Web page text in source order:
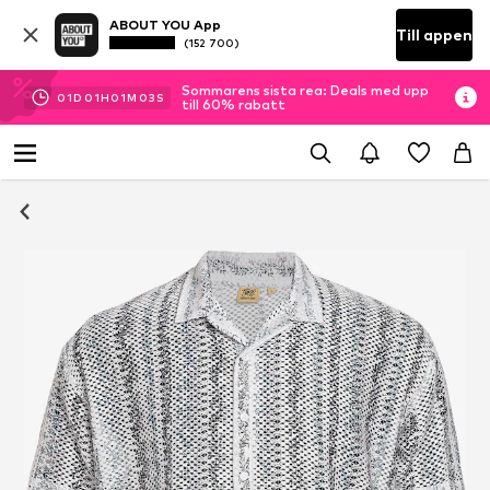
ABOUT YOU App
(152 700) Till appen
01D 01H 01M 02 S
Sommarens sista rea: Deals med upp
till 60% rabatt